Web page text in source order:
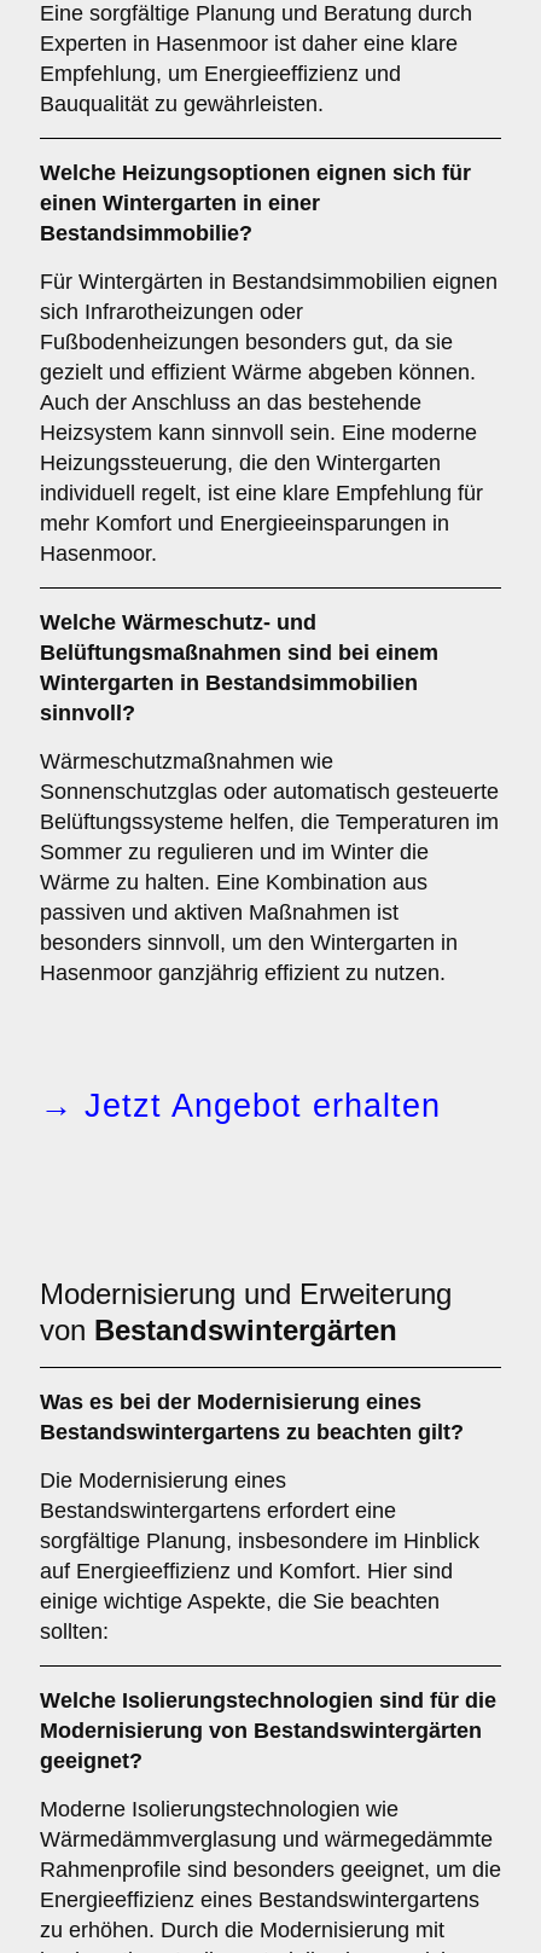
Eine sorgfältige Planung und Beratung durch
Experten in Hasenmoor ist daher eine klare
Empfehlung, um Energieeffizienz und
Bauqualität zu gewährleisten.
Welche Heizungsoptionen eignen sich für
einen Wintergarten in einer
Bestandsimmobilie?
Für Wintergärten in Bestandsimmobilien eignen
sich Infrarotheizungen oder
Fußbodenheizungen besonders gut, da sie
gezielt und effizient Wärme abgeben können.
Auch der Anschluss an das bestehende
Heizsystem kann sinnvoll sein. Eine moderne
Heizungssteuerung, die den Wintergarten
individuell regelt, ist eine klare Empfehlung für
mehr Komfort und Energieeinsparungen in
Hasenmoor.
Welche Wärmeschutz- und
Belüftungsmaßnahmen sind bei einem
Wintergarten in Bestandsimmobilien
sinnvoll?
Wärmeschutzmaßnahmen wie
Sonnenschutzglas oder automatisch gesteuerte
Belüftungssysteme helfen, die Temperaturen im
Sommer zu regulieren und im Winter die
Wärme zu halten. Eine Kombination aus
passiven und aktiven Maßnahmen ist
besonders sinnvoll, um den Wintergarten in
Hasenmoor ganzjährig effizient zu nutzen.
→ Jetzt Angebot erhalten
Modernisierung und Erweiterung
von Bestandswintergärten
Was es bei der Modernisierung eines
Bestandswintergartens zu beachten gilt?
Die Modernisierung eines
Bestandswintergartens erfordert eine
sorgfältige Planung, insbesondere im Hinblick
auf Energieeffizienz und Komfort. Hier sind
einige wichtige Aspekte, die Sie beachten
sollten:
Welche Isolierungstechnologien sind für die
Modernisierung von Bestandswintergärten
geeignet?
Moderne Isolierungstechnologien wie
Wärmedämmverglasung und wärmegedämmte
Rahmenprofile sind besonders geeignet, um die
Energieeffizienz eines Bestandswintergartens
zu erhöhen. Durch die Modernisierung mit